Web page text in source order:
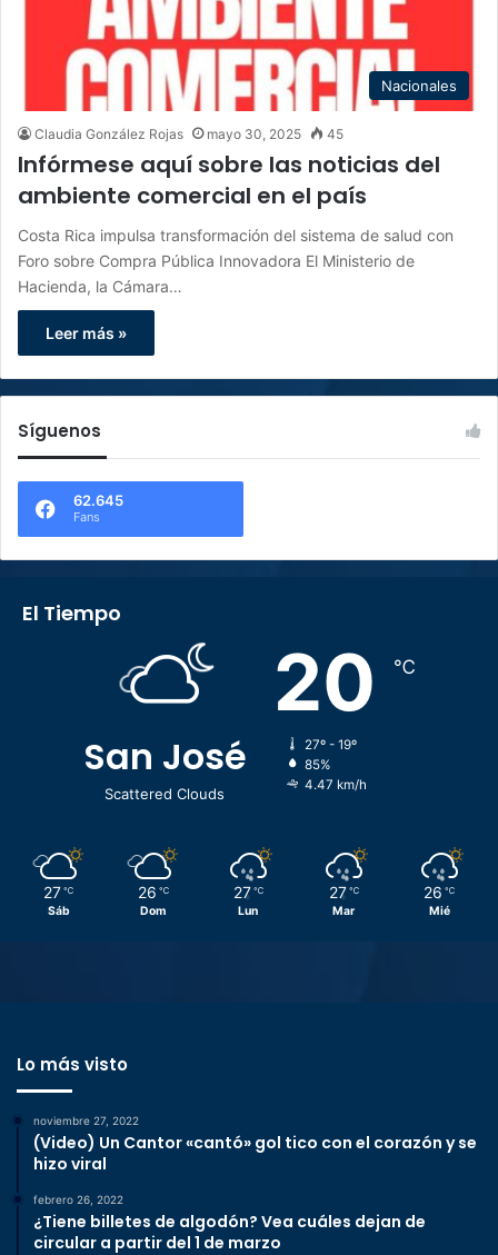
Nacionales
Claudia González Rojas mayo 30, 2025 45
Infórmese aquí sobre las noticias del
ambiente comercial en el país
Costa Rica impulsa transformación del sistema de salud con
Foro sobre Compra Pública Innovadora El Ministerio de
Hacienda, la Cámara…
Leer más »
Síguenos
62.645
Fans
El Tiempo
San José
Scattered Clouds
20 ℃
27º - 19º
85%
4.47 km/h
27 ℃
Sáb
26 ℃
Dom
27 ℃
Lun
27 ℃
Mar
26 ℃
Mié
Lo más visto
noviembre 27, 2022
(Video) Un Cantor «cantó» gol tico con el corazón y se
hizo viral
febrero 26, 2022
¿Tiene billetes de algodón? Vea cuáles dejan de
circular a partir del 1 de marzo